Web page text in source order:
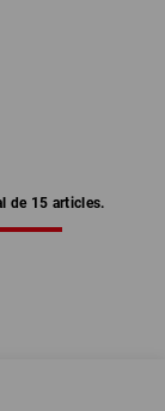
de 15 articles.